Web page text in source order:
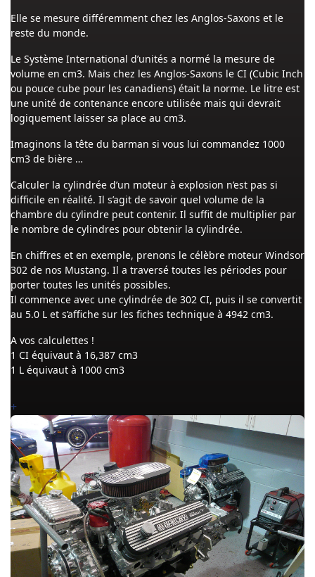
Elle se mesure différemment chez les Anglos-Saxons et le
reste du monde.
Le Système International d’unités a normé la mesure de
volume en cm3. Mais chez les Anglos-Saxons le CI (Cubic Inch
ou pouce cube pour les canadiens) était la norme. Le litre est
une unité de contenance encore utilisée mais qui devrait
logiquement laisser sa place au cm3.
Imaginons la tête du barman si vous lui commandez 1000
cm3 de bière …
Calculer la cylindrée d’un moteur à explosion n’est pas si
difficile en réalité. Il s’agit de savoir quel volume de la
chambre du cylindre peut contenir. Il suffit de multiplier par
le nombre de cylindres pour obtenir la cylindrée.
En chiffres et en exemple, prenons le célèbre moteur Windsor
302 de nos Mustang. Il a traversé toutes les périodes pour
porter toutes les unités possibles.
Il commence avec une cylindrée de 302 CI, puis il se convertit
au 5.0 L et s’affiche sur les fiches technique à 4942 cm3.
A vos calculettes !
1 CI équivaut à 16,387 cm3
1 L équivaut à 1000 cm3
+